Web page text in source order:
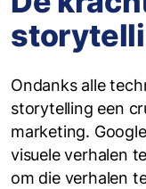
Ondanks alle
storytelling een
marketing.
visuele verhalen
om die verhalen